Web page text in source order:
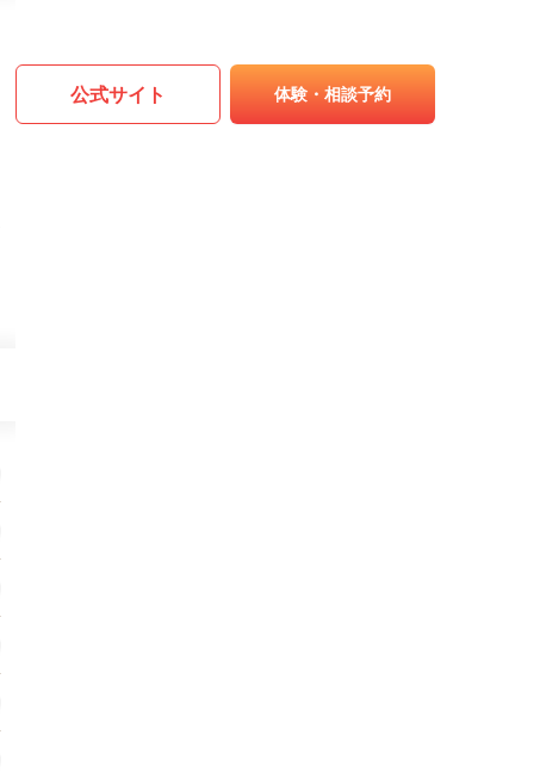
公式サイト 体験・相談予約